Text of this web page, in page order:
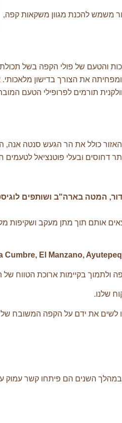
משמש להכנת מגוון משקאות קפה,
והטעם של פולי הקפה בשל תכולת
את הצורך בדישון מלאכותי.
תורמים לפרופילי הטעם
כולל את הר הגעש סנטה אנה,
דחוסים ובעלי פוטנציאל לטעמים
המטה בארה"ב ושותפים
אותם תוך מתן מעקב ושקיפות
Cumbre, El Manzano,
שלנו.
לשים את ידם על הקפה המשובח
במהלך השנים הם פיתחו קשר עמוק